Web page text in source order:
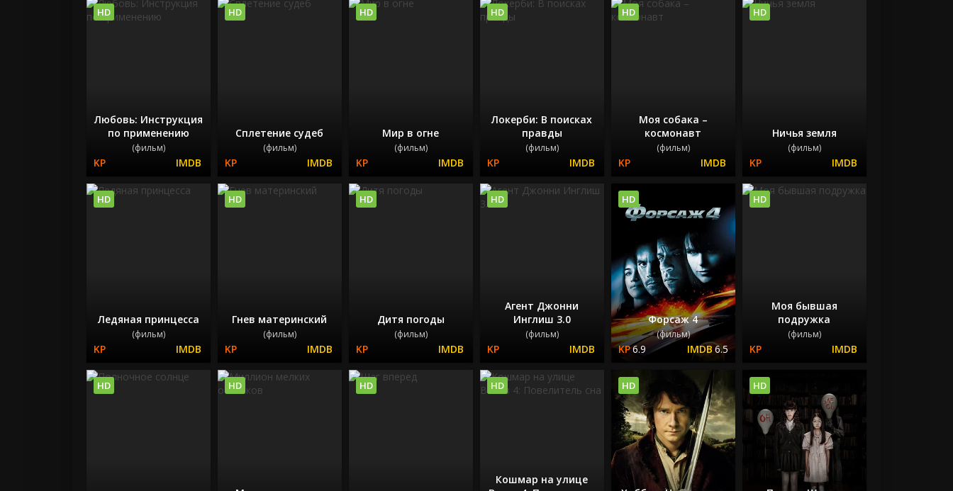
Любовь: Инструкция
по применению
(фильм)
HD
Сплетение судеб
(фильм)
HD
Мир в огне
(фильм)
HD
Локерби: В поисках
правды
(фильм)
HD
Моя собака –
космонавт
(фильм)
HD
Ничья земля
(фильм)
HD
Ледяная принцесса
(фильм)
HD
Гнев материнский
(фильм)
HD
Дитя погоды
(фильм)
HD
Агент Джонни
Инглиш 3.0
(фильм)
HD
Форсаж 4
(фильм)
6.9 6.5
HD
Моя бывшая
подружка
(фильм)
HD
HD HD HD
Кошмар на улице
HD HD HD